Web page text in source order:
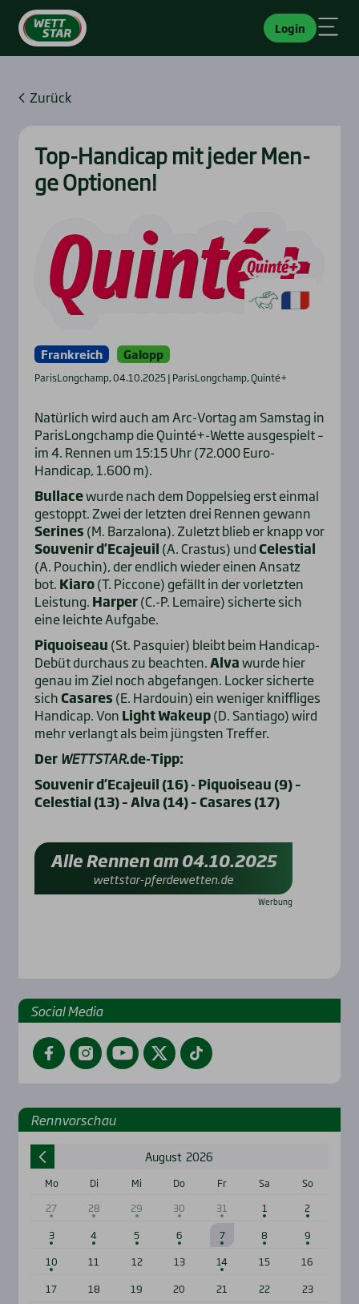
Login
Zurück
Top-Han­di­cap mit jeder Men­
ge Optio­nen!
Frankreich Galopp
ParisLongchamp, 04.10.2025 | ParisLongchamp, Quinté+
Natürlich wird auch am Arc-Vortag am Samstag in
ParisLongchamp die Quinté+-Wette ausgespielt –
im 4. Rennen um 15:15 Uhr (72.000 Euro-
Handicap, 1.600 m).
Bullacewurde nach dem Doppelsieg erst einmal
gestoppt. Zwei der letzten drei Rennen gewann
Serines (M. Barzalona). Zuletzt blieb er knapp vor
Souvenir d’Ecajeuil (A. Crastus) undCelestial
(A. Pouchin), der endlich wieder einen Ansatz
bot. Kiaro(T. Piccone) gefällt in der vorletzten
Leistung. Harper(C.-P. Lemaire) sicherte sich
eine leichte Aufgabe.
Piquoiseau (St. Pasquier) bleibt beim Handicap-
Debüt durchaus zu beachten.Alvawurde hier
genau im Ziel noch abgefangen. Locker sicherte
sichCasares (E. Hardouin) ein weniger kniffliges
Handicap. Von Light Wakeup(D. Santiago) wird
mehr verlangt als beim jüngsten Treffer.
Der WETTSTAR.de-Tipp:
Souvenir d’Ecajeuil (16) - Piquoiseau (9) –
Celestial (13) – Alva (14) – Casares (17)
Alle Rennen am 04.10.2025
wettstar-pferdewetten.de
Social Media
FacebookInstagramYouTubeTwitterTikTok
Renn­vor­schau
August 2026
Mo Di Mi Do Fr Sa
So
27
28 29 30 31 1
2
3
4 5 6 7 8
9
10
11 12 13 14 15
16
17
18 19 20 21 22
23